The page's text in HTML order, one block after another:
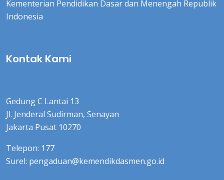
Kementerian Pendidikan Dasar dan Menengah Republik
Indonesia
Kontak Kami
Gedung C Lantai 13
Jl. Jenderal Sudirman, Senayan
Jakarta Pusat 10270
Telepon: 177
Surel: pengaduan@kemendikdasmen.go.id